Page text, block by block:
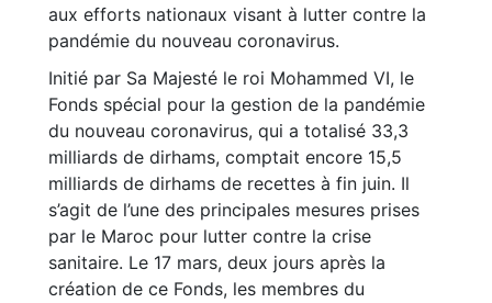
aux efforts nationaux visant à lutter contre la
pandémie du nouveau coronavirus.
Initié par Sa Majesté le roi Mohammed VI, le
Fonds spécial pour la gestion de la pandémie
du nouveau coronavirus, qui a totalisé 33,3
milliards de dirhams, comptait encore 15,5
milliards de dirhams de recettes à fin juin. Il
s’agit de l’une des principales mesures prises
par le Maroc pour lutter contre la crise
sanitaire. Le 17 mars, deux jours après la
création de ce Fonds, les membres du